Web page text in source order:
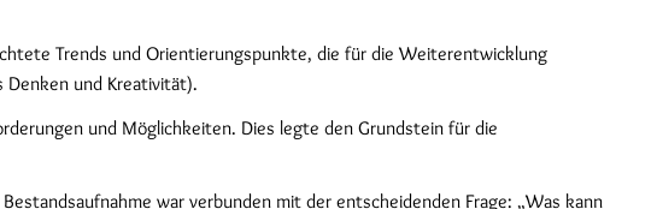
Trends und Orientierungspunkte, die für die Weiterentwicklung
Denken und Kreativität).
und Möglichkeiten. Dies legte den Grundstein für die
war verbunden mit der entscheidenden Frage: „Was kann